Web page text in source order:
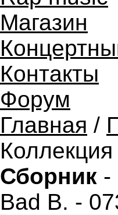
Магазин
Контакты
Форум
Главная /
Сборник -
Bad B. -